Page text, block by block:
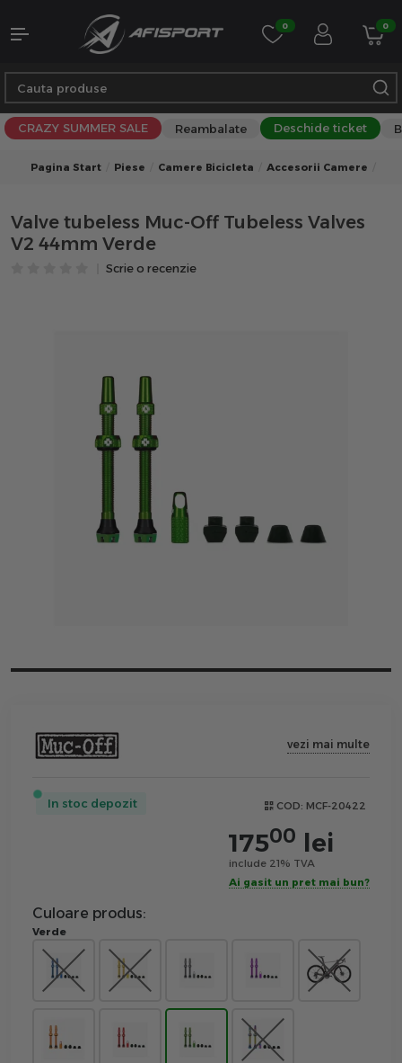
0 0
CRAZY SUMMER SALE Reambalate Deschide ticket
Pagina Start Piese Camere Bicicleta Accesorii Camere
Valve tubeless Muc-Off Tubeless Valves
V2 44mm Verde
Scrie o recenzie
vezi mai multe
In stoc depozit COD: MCF-20422
17500 lei
include 21% TVA
Ai gasit un pret mai bun?
Culoare produs:
Verde